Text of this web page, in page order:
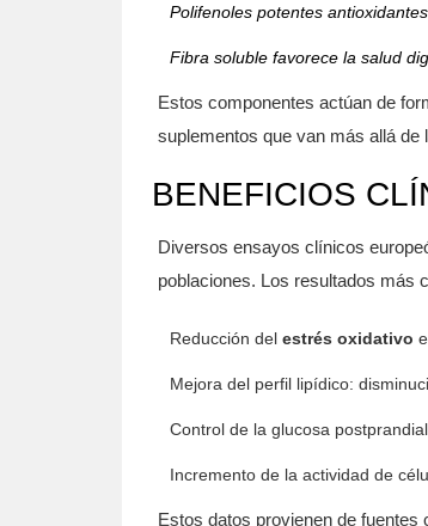
Polifenoles potentes
Fibra soluble favorece la salud
Estos componentes actúan de
suplementos que van más allá
BENEFICIOS
Diversos ensayos clínicos
poblaciones. Los resultados más
Reducción del estrés oxidativo
Mejora del perfil lipídico:
Control de la glucosa
Incremento de la actividad de
Estos datos provienen de